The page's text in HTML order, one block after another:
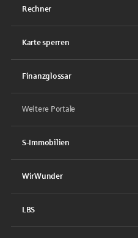
Rechner
Karte sperren
Finanzglossar
Weitere Portale
S-Immobilien
WirWunder
LBS